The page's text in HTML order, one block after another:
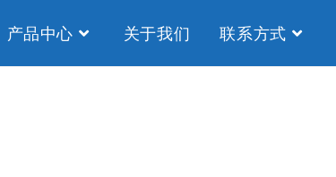
产品中心 关于我们 联系方式